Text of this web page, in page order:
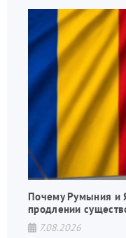
Почему Румыния и
продлении
7.08.2026